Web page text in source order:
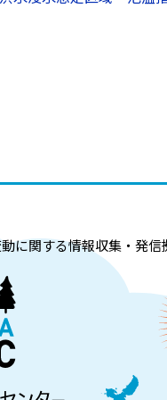
に関する情報収集・発信